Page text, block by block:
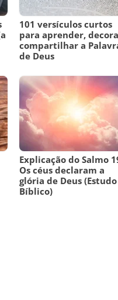
101 versículos curtos
para aprender,
compartilhar a
de Deus
Explicação do Salmo
Os céus declaram a
glória de Deus (Estudo
Bíblico)